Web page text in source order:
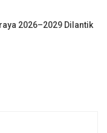
2026–2029 Dilantik